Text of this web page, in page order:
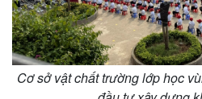
Cuộc sống đó đây
Hồ sơ
Cơ sở vật chất trường lớp học